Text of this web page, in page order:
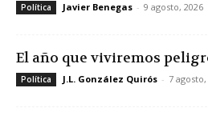
Política Javier Benegas - 9 agosto, 2026
El año que viviremos
Política J.L. González Quirós - 7 agosto,